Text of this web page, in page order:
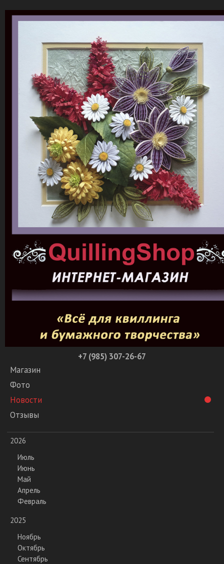
+7 (985) 307-26-67
Магазин
Фото
Новости
Отзывы
2026
Июль
Июнь
Май
Апрель
Февраль
2025
Ноябрь
Октябрь
Сентябрь